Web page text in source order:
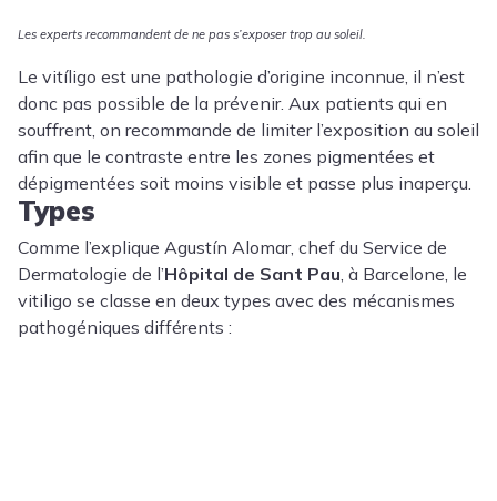
Les experts recommandent de ne pas s’exposer trop au soleil.
Le vitíligo est une pathologie d’origine inconnue, il n’est
donc pas possible de la prévenir. Aux patients qui en
souffrent, on recommande de limiter l’exposition au soleil
afin que le contraste entre les zones pigmentées et
dépigmentées soit moins visible et passe plus inaperçu.
Types
Comme l’explique Agustín Alomar, chef du Service de
Dermatologie de l’Hôpital de Sant Pau, à Barcelone, le
vitiligo se classe en deux types avec des mécanismes
pathogéniques différents :